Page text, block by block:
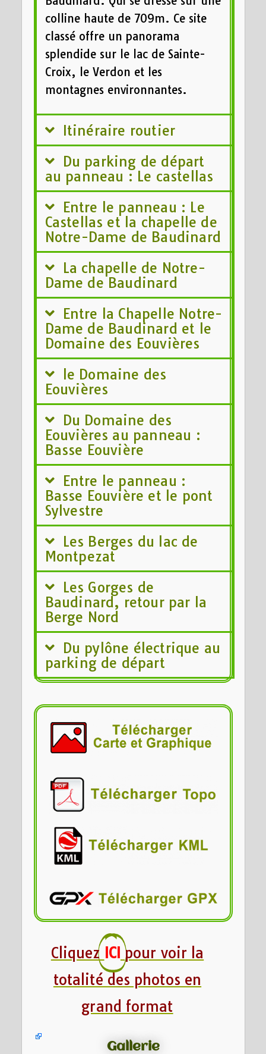
colline haute de 709m. Ce site
classé offre un panorama
splendide sur le lac de Sainte-
Croix, le Verdon et les
montagnes environnantes.
Itinéraire routier
Du parking de départ
au panneau : Le castellas
Entre le panneau : Le
Castellas et la chapelle de
Notre-Dame de Baudinard
La chapelle de Notre-
Dame de Baudinard
Entre la Chapelle Notre-
Dame de Baudinard et le
Domaine des Eouvières
le Domaine des
Eouvières
Du Domaine des
Eouvières au panneau :
Basse Eouvière
Entre le panneau :
Basse Eouvière et le pont
Sylvestre
Les Berges du lac de
Montpezat
Les Gorges de
Baudinard, retour par la
Berge Nord
Du pylône électrique au
parking de départ
Cliquez ICI pour voir la
totalité des photos en
grand format
Gallerie